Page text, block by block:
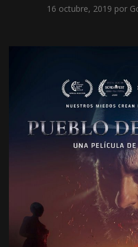
16 octubre, 2019 por